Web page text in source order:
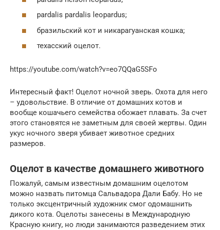
pardalis pardalis leopardus;
бразильский кот и никарагуанская кошка;
техасский оцелот.
https://youtube.com/watch?v=eo7QQaG5SFo
Интересный факт! Оцелот ночной зверь. Охота для него
– удовольствие. В отличие от домашних котов и
вообще кошачьего семейства обожает плавать. За счет
этого становятся не заметным для своей жертвы. Один
укус ночного зверя убивает животное средних
размеров.
Оцелот в качестве домашнего животного
Пожалуй, самым известным домашним оцелотом
можно назвать питомца Сальвадора Дали Бабу. Но не
только эксцентричный художник смог одомашнить
дикого кота. Оцелоты занесены в Международную
Красную книгу, но люди занимаются разведением этих